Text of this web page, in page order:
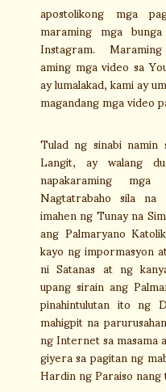
apostolikong mga
maraming mga
Instagram.
aming mga video sa
ay lumalakad, kami ay
magandang mga video
Tulad ng sinabi
Langit, ay walang
napakaraming
Nagtatrabaho sila
imahen ng Tunay na
ang Palmaryano
kayo ng impormasyon
ni Satanas at ng
upang sirain ang
pinahintulutan ito ng
mahigpit na
ng Internet sa
giyera sa pagitan ng
Hardin ng Paraiso nang